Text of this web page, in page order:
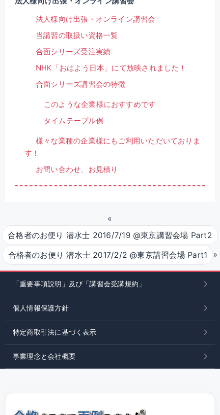
法人様向け出張・オンライン講習会
当講習の取扱い資格一覧
合面シリーズ受注実績
NHK「おはよう日本」にて放映されました！
合面シリーズ講習会の特徴
このような企業様におすすめです
タイムテーブル例
様々な業種の企業様にもご利用いただいておりま
す！
お問い合わせ、お見積り
«
合格者のお便り 潜水士 2016/7/19 @東京講習会場 Part2
合格者のお便り 潜水士 2017/2/2 @東京講習会場 Part1
»
「重要事項説明」及び「講習会受講規約」
個人情報保護方針
特定商取引法に基づく表示
事業理念と会社概要